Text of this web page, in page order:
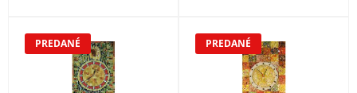
PREDANÉ PREDANÉ